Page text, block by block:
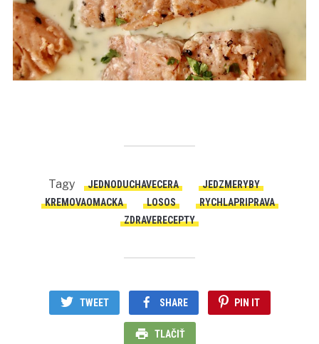
Tagy JEDNODUCHAVECERA
JEDZMERYBY
KREMOVAOMACKA
LOSOS
RYCHLAPRIPRAVA
ZDRAVERECEPTY
TWEET SHARE PIN IT
TLAČIŤ